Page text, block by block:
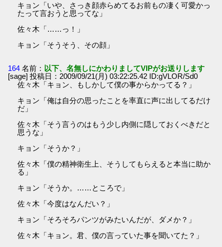
キョン「いや、さっき顔赤らめてるお前もの凄く可愛かっ
たって言おうと思ってな」
佐々木「……っ！」
キョン「そうそう、その顔」
164 名前： 以下、名無しにかわりましてVIPがお送りします
[sage] 投稿日：2009/09/21(月) 03:22:25.42 ID:gVLOR/Sd0
佐々木「キョン、もしかして僕の事からかってる？」
キョン「俺は自分の思ったことを率直に声に出してるだけ
だ」
佐々木「そう言うのはもう少し内側に隠しておくべきだと
思うな」
キョン「そうか？」
佐々木「僕の精神衛生上、そうしてもらえると本当に助か
る」
キョン「そうか。……ところで」
佐々木「今度はなんだい？」
キョン「そろそろパンツがみたいんだが、ダメか？」
佐々木「キョン。君、僕の言っていた事を聞いてた？」